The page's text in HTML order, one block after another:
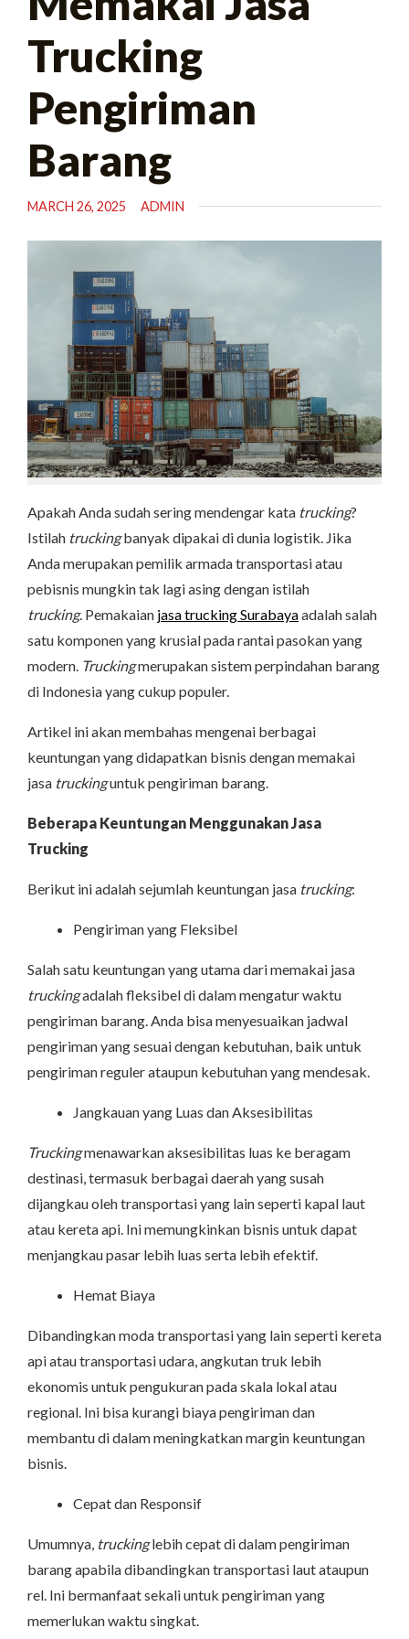
Trucking
Pengiriman
Barang
MARCH 26, 2025 ADMIN
Apakah Anda sudah sering mendengar kata trucking?
Istilah truckingbanyak dipakai di dunia logistik. Jika
Anda merupakan pemilik armada transportasi atau
pebisnis mungkin tak lagi asing dengan istilah
trucking. Pemakaian jasa trucking Surabayaadalah salah
satu komponen yang krusial pada rantai pasokan yang
modern. Truckingmerupakan sistem perpindahan barang
di Indonesia yang cukup populer.
Artikel ini akan membahas mengenai berbagai
keuntungan yang didapatkan bisnis dengan memakai
jasa truckinguntuk pengiriman barang.
Beberapa Keuntungan Menggunakan Jasa
Trucking
Berikut ini adalah sejumlah keuntungan jasa trucking:
Pengiriman yang Fleksibel
Salah satu keuntungan yang utama dari memakai jasa
truckingadalah fleksibel di dalam mengatur waktu
pengiriman barang. Anda bisa menyesuaikan jadwal
pengiriman yang sesuai dengan kebutuhan, baik untuk
pengiriman reguler ataupun kebutuhan yang mendesak.
Jangkauan yang Luas dan Aksesibilitas
Truckingmenawarkan aksesibilitas luas ke beragam
destinasi, termasuk berbagai daerah yang susah
dijangkau oleh transportasi yang lain seperti kapal laut
atau kereta api. Ini memungkinkan bisnis untuk dapat
menjangkau pasar lebih luas serta lebih efektif.
Hemat Biaya
Dibandingkan moda transportasi yang lain seperti kereta
api atau transportasi udara, angkutan truk lebih
ekonomis untuk pengukuran pada skala lokal atau
regional. Ini bisa kurangi biaya pengiriman dan
membantu di dalam meningkatkan margin keuntungan
bisnis.
Cepat dan Responsif
Umumnya, truckinglebih cepat di dalam pengiriman
barang apabila dibandingkan transportasi laut ataupun
rel. Ini bermanfaat sekali untuk pengiriman yang
memerlukan waktu singkat.